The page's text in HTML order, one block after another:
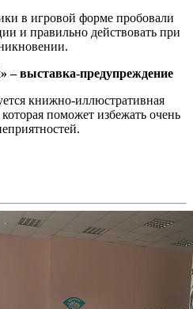
в игровой форме пробовали
и правильно действовать при
– выставка-предупреждение
книжно-иллюстративная
поможет избежать очень